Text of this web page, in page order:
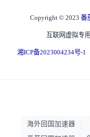
Copyright © 2023 番
互联网虚拟专
湘ICP备2023004234号-1
海外回国加速器